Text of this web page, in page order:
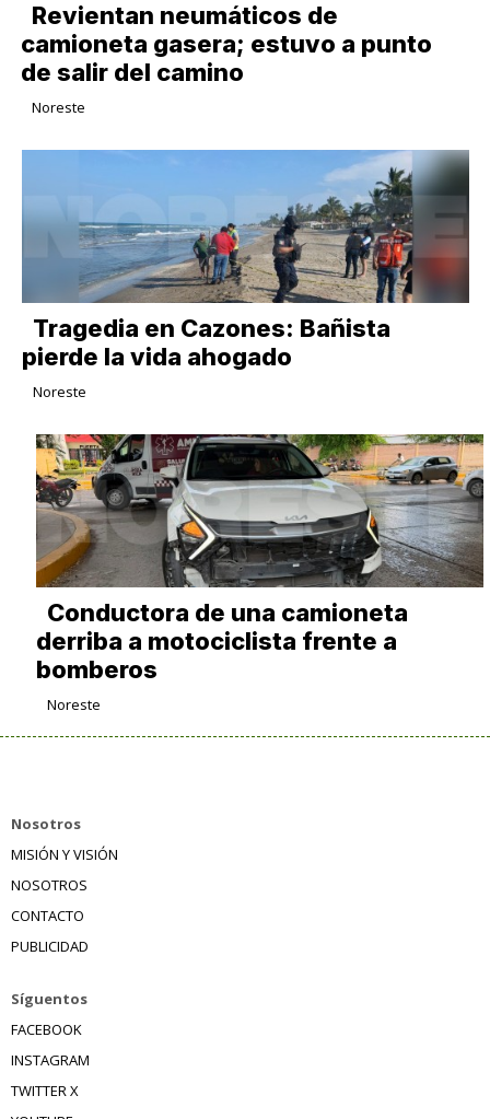
Revientan neumáticos de
camioneta gasera; estuvo a punto
de salir del camino
Noreste
Tragedia en Cazones: Bañista
pierde la vida ahogado
Noreste
Conductora de una camioneta
derriba a motociclista frente a
bomberos
Noreste
Nosotros
MISIÓN Y VISIÓN
NOSOTROS
CONTACTO
PUBLICIDAD
Síguentos
FACEBOOK
INSTAGRAM
TWITTER X